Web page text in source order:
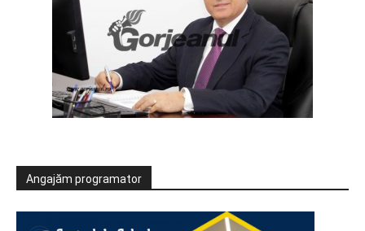
Angajăm programator